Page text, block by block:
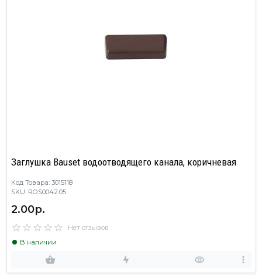
Заглушка Bauset водоотводящего канала, коричневая
Код Товара: 3015118
SKU: ROS0042.05
2.00р.
Нет отзывов
В наличии